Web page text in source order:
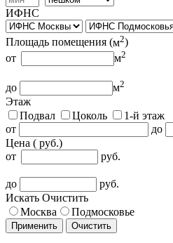
ИФНС
Площадь помещения (м2)
от
м2
до м2
Этаж
Подвал
Цоколь
1-й этаж
от
до
Цена ( руб.)
от
руб.
до
руб.
Искать Очистить
Москва
Подмосковье
Применить Очистить